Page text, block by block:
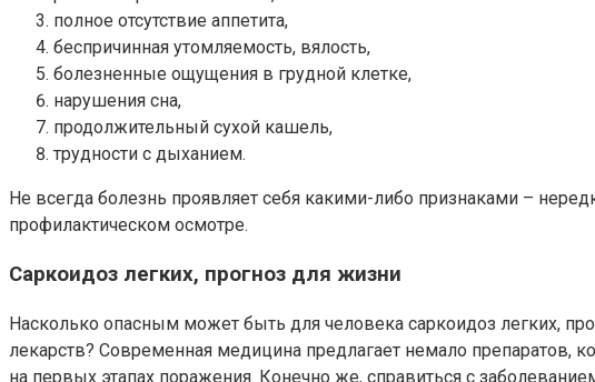
полное отсутствие аппетита,
беспричинная утомляемость, вялость,
болезненные ощущения в грудной клетке,
нарушения сна,
продолжительный сухой кашель,
трудности с дыханием.
Не всегда болезнь проявляет себя какими-либо признаками –
профилактическом осмотре.
Саркоидоз легких, прогноз для жизни
Насколько опасным может быть для человека саркоидоз легких,
лекарств? Современная медицина предлагает немало препаратов,
на первых этапах поражения. Конечно же, справиться с